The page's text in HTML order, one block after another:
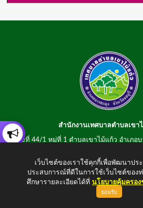
สำนักงานเทศบาลตำบลเขา
เลขที่ 44/1 หมู่ที่ 1 ตำบลเขาไม้แก้ว อำเภอ
สอบถามข้อมูลโทรศัพท์/โทรสาร 0-
E-mail :
เว็บไซต์ของเราใช้คุกกี้เพื่อพัฒนาปร
ประสบการณ์ที่ดีในการใช้เว็บไซต์ของ
ศึกษารายละเอียดได้ที่ นโยบายคุ้มครอ
ยอมรับ